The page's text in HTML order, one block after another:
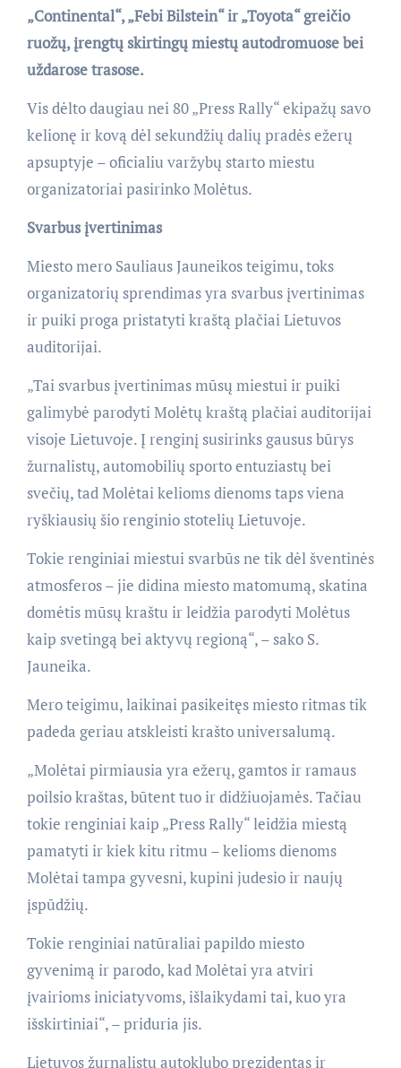
„Continental“, „Febi Bilstein“ ir „Toyota“ greičio
ruožų, įrengtų skirtingų miestų autodromuose bei
uždarose trasose.
Vis dėlto daugiau nei 80 „Press Rally“ ekipažų savo
kelionę ir kovą dėl sekundžių dalių pradės ežerų
apsuptyje – oficialiu varžybų starto miestu
organizatoriai pasirinko Molėtus.
Svarbus įvertinimas
Miesto mero Sauliaus Jauneikos teigimu, toks
organizatorių sprendimas yra svarbus įvertinimas
ir puiki proga pristatyti kraštą plačiai Lietuvos
auditorijai.
„Tai svarbus įvertinimas mūsų miestui ir puiki
galimybė parodyti Molėtų kraštą plačiai auditorijai
visoje Lietuvoje. Į renginį susirinks gausus būrys
žurnalistų, automobilių sporto entuziastų bei
svečių, tad Molėtai kelioms dienoms taps viena
ryškiausių šio renginio stotelių Lietuvoje.
Tokie renginiai miestui svarbūs ne tik dėl šventinės
atmosferos – jie didina miesto matomumą, skatina
domėtis mūsų kraštu ir leidžia parodyti Molėtus
kaip svetingą bei aktyvų regioną“, – sako S.
Jauneika.
Mero teigimu, laikinai pasikeitęs miesto ritmas tik
padeda geriau atskleisti krašto universalumą.
„Molėtai pirmiausia yra ežerų, gamtos ir ramaus
poilsio kraštas, būtent tuo ir didžiuojamės. Tačiau
tokie renginiai kaip „Press Rally“ leidžia miestą
pamatyti ir kiek kitu ritmu – kelioms dienoms
Molėtai tampa gyvesni, kupini judesio ir naujų
įspūdžių.
Tokie renginiai natūraliai papildo miesto
gyvenimą ir parodo, kad Molėtai yra atviri
įvairioms iniciatyvoms, išlaikydami tai, kuo yra
išskirtiniai“, – priduria jis.
Lietuvos žurnalistų autoklubo prezidentas ir